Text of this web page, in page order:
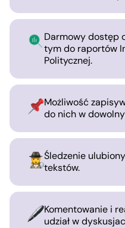
Darmowy dostęp
tym do raportów
Politycznej.
Możliwość
do nich w
Śledzenie
tekstów.
Komentowanie i
udział w